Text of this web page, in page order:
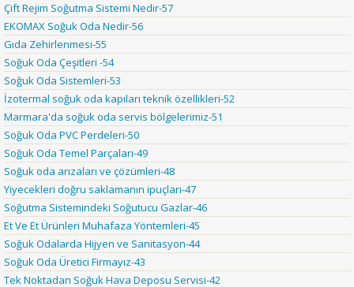
Çift Rejim Soğutma Sistemi Nedir-57
EKOMAX Soğuk Oda Nedir-56
Gıda Zehirlenmesi-55
Soğuk Oda Çeşitleri -54
Soğuk Oda Sistemleri-53
İzotermal soğuk oda kapıları teknik özellikleri-52
Marmara'da soğuk oda servis bölgelerimiz-51
Soğuk Oda PVC Perdeleri-50
Soğuk Oda Temel Parçaları-49
Soğuk oda arızaları ve çözümleri-48
Yiyecekleri doğru saklamanın ipuçları-47
Soğutma Sistemindeki Soğutucu Gazlar-46
Et Ve Et Ürünleri Muhafaza Yöntemleri-45
Soğuk Odalarda Hijyen ve Sanitasyon-44
Soğuk Oda Üretici Firmayız-43
Tek Noktadan Soğuk Hava Deposu Servisi-42